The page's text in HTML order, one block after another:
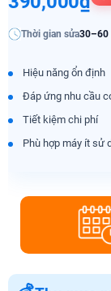
Thời gian sửa30–60
Hiệu năng ổn định
Đáp ứng nhu cầu
Tiết kiệm chi phí
Phù hợp máy ít sử